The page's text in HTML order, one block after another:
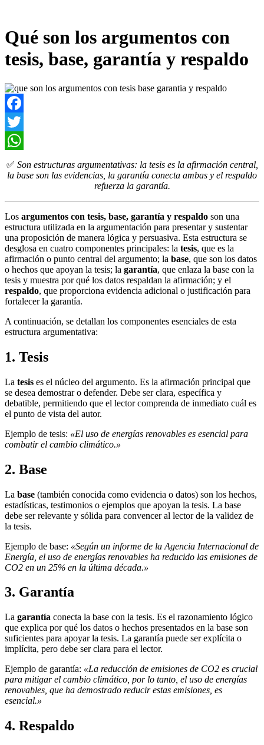
Qué son los argumentos con
tesis, base, garantía y respaldo
Facebook
Twitter
WhatsApp
✅ Son estructuras argumentativas: la tesis es la afirmación central,
la base son las evidencias, la garantía conecta ambas y el respaldo
refuerza la garantía.
Los argumentos con tesis, base, garantía y respaldo son una
estructura utilizada en la argumentación para presentar y sustentar
una proposición de manera lógica y persuasiva. Esta estructura se
desglosa en cuatro componentes principales: la tesis, que es la
afirmación o punto central del argumento; la base, que son los datos
o hechos que apoyan la tesis; la garantía, que enlaza la base con la
tesis y muestra por qué los datos respaldan la afirmación; y el
respaldo, que proporciona evidencia adicional o justificación para
fortalecer la garantía.
A continuación, se detallan los componentes esenciales de esta
estructura argumentativa:
1. Tesis
La tesis es el núcleo del argumento. Es la afirmación principal que
se desea demostrar o defender. Debe ser clara, específica y
debatible, permitiendo que el lector comprenda de inmediato cuál es
el punto de vista del autor.
Ejemplo de tesis: «El uso de energías renovables es esencial para
combatir el cambio climático.»
2. Base
La base (también conocida como evidencia o datos) son los hechos,
estadísticas, testimonios o ejemplos que apoyan la tesis. La base
debe ser relevante y sólida para convencer al lector de la validez de
la tesis.
Ejemplo de base: «Según un informe de la Agencia Internacional de
Energía, el uso de energías renovables ha reducido las emisiones de
CO2 en un 25% en la última década.»
3. Garantía
La garantía conecta la base con la tesis. Es el razonamiento lógico
que explica por qué los datos o hechos presentados en la base son
suficientes para apoyar la tesis. La garantía puede ser explícita o
implícita, pero debe ser clara para el lector.
Ejemplo de garantía: «La reducción de emisiones de CO2 es crucial
para mitigar el cambio climático, por lo tanto, el uso de energías
renovables, que ha demostrado reducir estas emisiones, es
esencial.»
4. Respaldo